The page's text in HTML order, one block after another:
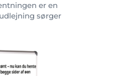
er en
sørger